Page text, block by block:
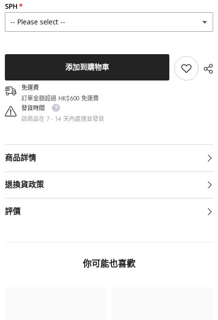
芝
瞳
3Con
拋
眼
鏡
片）
的
瞳
3Con
拋
眼
（2
片）
的
SPH
添加到購物車
免運費
訂單金額超過 HK$600 免運費
發貨時間
該商品在 7 - 14 天內處理並發貨
商品詳情
退換貨政策
評價
你可能也喜歡